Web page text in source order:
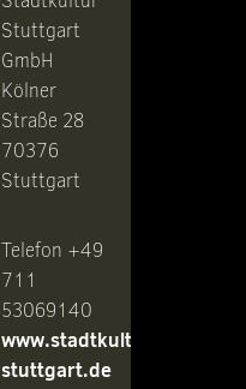
Stuttgart
GmbH
Kölner
Straße 28
70376
Stuttgart
Telefon +49
711
53069140
www.stadtkultur-
stuttgart.de